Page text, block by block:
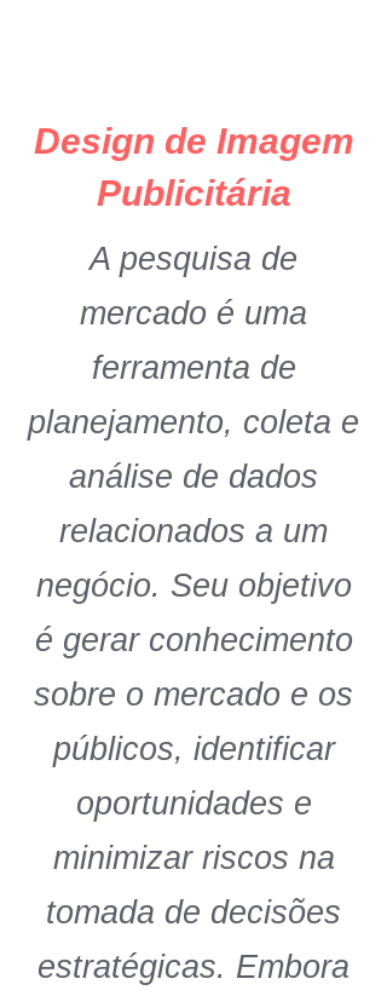
Design de Imagem
Publicitária
A pesquisa de
mercado é uma
ferramenta de
planejamento, coleta e
análise de dados
relacionados a um
negócio. Seu objetivo
é gerar conhecimento
sobre o mercado e os
públicos, identificar
oportunidades e
minimizar riscos na
tomada de decisões
estratégicas. Embora